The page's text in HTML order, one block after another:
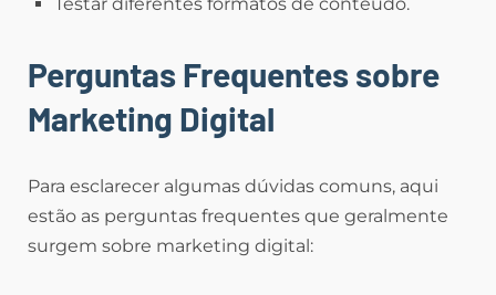
Perguntas Frequentes sobre
Marketing Digital
Para esclarecer algumas dúvidas comuns, aqui
estão as perguntas frequentes que geralmente
surgem sobre marketing digital: